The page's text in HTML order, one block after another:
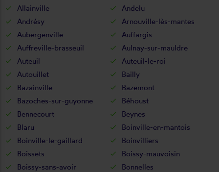
Allainville
Andelu
Andrésy
Arnouville-lès-mantes
Aubergenville
Auffargis
Auffreville-brasseuil
Aulnay-sur-mauldre
Auteuil
Auteuil-le-roi
Autouillet
Bailly
Bazainville
Bazemont
Bazoches-sur-guyonne
Béhoust
Bennecourt
Beynes
Blaru
Boinville-en-mantois
Boinville-le-gaillard
Boinvilliers
Boissets
Boissy-mauvoisin
Boissy-sans-avoir
Bonnelles